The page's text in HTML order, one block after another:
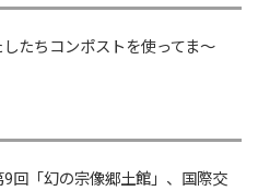
たちコンポストを使ってま～
回「幻の宗像郷土館」、国際交